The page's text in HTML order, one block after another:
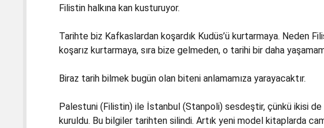
Filistin halkına kan kusturuyor.
Tarihte biz Kafkaslardan koşardık Kudüs’ü kurtarmaya. Neden
koşarız kurtarmaya, sıra bize gelmeden, o tarihi bir daha
Biraz tarih bilmek bugün olan biteni anlamamıza yarayacaktır.
Palestuni (Filistin) ile İstanbul (Stanpoli) sesdeştir, çünkü ikisi de
kuruldu. Bu bilgiler tarihten silindi. Artık yeni model kitaplarda